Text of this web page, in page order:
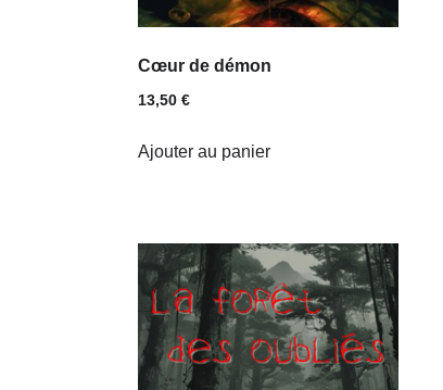
Cœur de démon
13,50 €
Ajouter au panier